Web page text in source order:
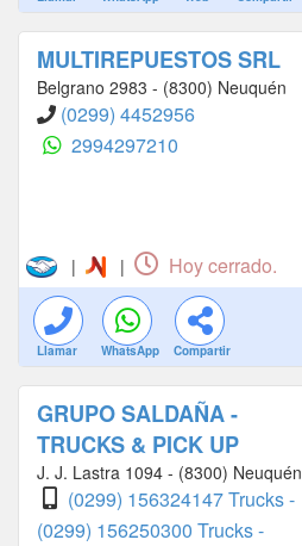
MULTIREPUESTOS SRL
Belgrano 2983 - (8300) Neuquén
(0299) 4452956
2994297210
| | Hoy cerrado.
Llamar WhatsApp Compartir
GRUPO SALDAÑA -
TRUCKS & PICK UP
J. J. Lastra 1094 - (8300) Neuquén
(0299) 156324147 Trucks -
(0299) 156250300 Trucks -